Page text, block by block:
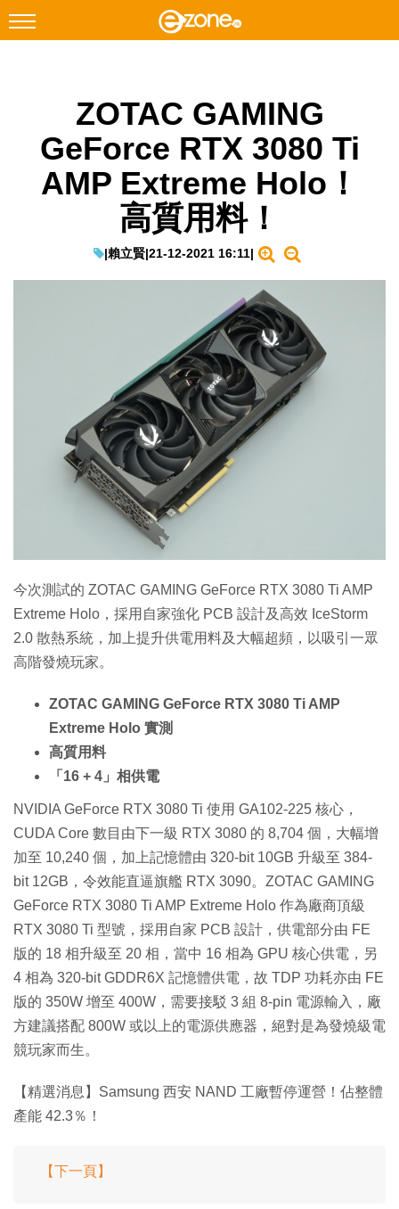
Facebook Instagram
科技焦點
網絡生活
EduTech
Enterprise Digital Transformation
ZOTAC GAMING
GeForce RTX 3080 Ti
AMP Extreme Holo！
高質用料！
|賴立賢|21-12-2021 16:11|
今次測試的 ZOTAC GAMING GeForce RTX 3080 Ti AMP
Extreme Holo，採用自家強化 PCB 設計及高效 IceStorm
2.0 散熱系統，加上提升供電用料及大幅超頻，以吸引一眾
高階發燒玩家。
ZOTAC GAMING GeForce RTX 3080 Ti AMP
Extreme Holo 實測
高質用料
「16 + 4」相供電
NVIDIA GeForce RTX 3080 Ti 使用 GA102-225 核心，
CUDA Core 數目由下一級 RTX 3080 的 8,704 個，大幅增
加至 10,240 個，加上記憶體由 320-bit 10GB 升級至 384-
bit 12GB，令效能直逼旗艦 RTX 3090。ZOTAC GAMING
GeForce RTX 3080 Ti AMP Extreme Holo 作為廠商頂級
RTX 3080 Ti 型號，採用自家 PCB 設計，供電部分由 FE
版的 18 相升級至 20 相，當中 16 相為 GPU 核心供電，另
4 相為 320-bit GDDR6X 記憶體供電，故 TDP 功耗亦由 FE
版的 350W 增至 400W，需要接駁 3 組 8-pin 電源輸入，廠
方建議搭配 800W 或以上的電源供應器，絕對是為發燒級電
競玩家而生。
【精選消息】Samsung 西安 NAND 工廠暫停運營！佔整體
產能 42.3％！
【下一頁】